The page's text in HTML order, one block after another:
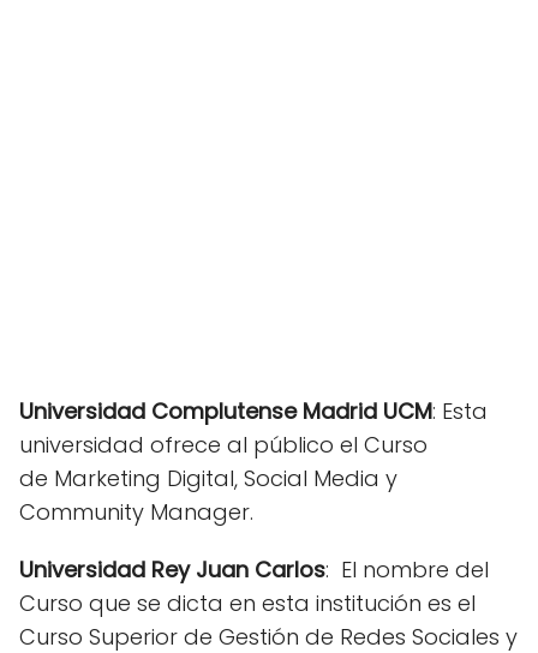
Universidad Complutense Madrid UCM: Esta
universidad ofrece al público el Curso
de Marketing Digital, Social Media y
Community Manager.
Universidad Rey Juan Carlos: El nombre del
Curso que se dicta en esta institución es el
Curso Superior de Gestión de Redes Sociales y